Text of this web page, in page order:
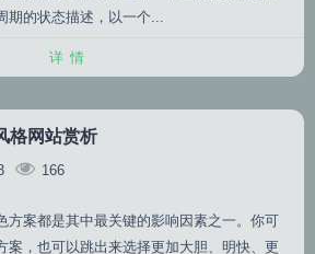
期的状态描述，以一个...
详情
格网站赏析
166
方案都是其中最关键的影响因素之一。你可
案，也可以跳出来选择更加大胆、明快、更